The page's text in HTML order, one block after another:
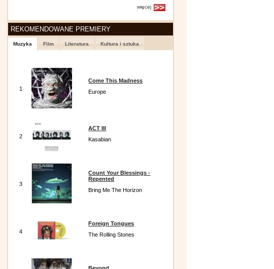
więcej
REKOMENDOWANE PREMIERY
Muzyka Film Literatura Kultura i sztuka
1
Come This Madness
Europe
2
ACT III
Kasabian
3
Count Your Blessings -
Repented
Bring Me The Horizon
4
Foreign Tongues
The Rolling Stones